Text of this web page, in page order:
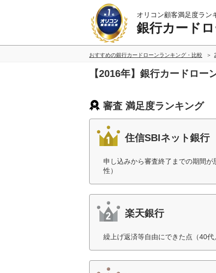
オリコン顧客満足度ラン
銀行カード
おすすめの銀行カードローンランキング・比較
【2016年】銀行カードロー
審査 満足度ランキング
住信SBIネット銀行
申し込みから審査終了までの期間
性）
楽天銀行
繰上げ返済等自由にできた点（40代